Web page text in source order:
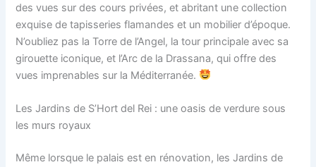
des vues sur des cours privées, et abritant une collection
exquise de tapisseries flamandes et un mobilier d’époque.
N’oubliez pas la Torre de l’Angel, la tour principale avec sa
girouette iconique, et l’Arc de la Drassana, qui offre des
vues imprenables sur la Méditerranée.
Les Jardins de S’Hort del Rei : une oasis de verdure sous
les murs royaux
Même lorsque le palais est en rénovation, les Jardins de